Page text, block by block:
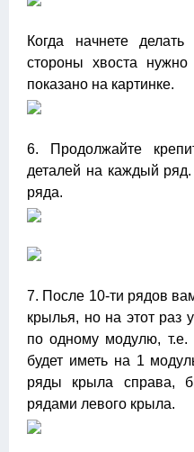
Когда начнете
стороны хвоста нужно
показано на картинке.
6. Продолжайте
деталей на каждый
ряда.
7. После 10-ти рядов
крылья, но на этот раз
по одному модулю,
будет иметь на 1
ряды крыла справа,
рядами левого крыла.